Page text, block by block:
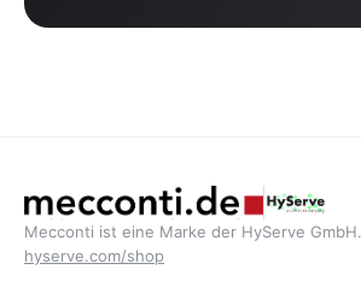
Mecconti ist eine Marke der HyServe GmbH.
hyserve.com/shop